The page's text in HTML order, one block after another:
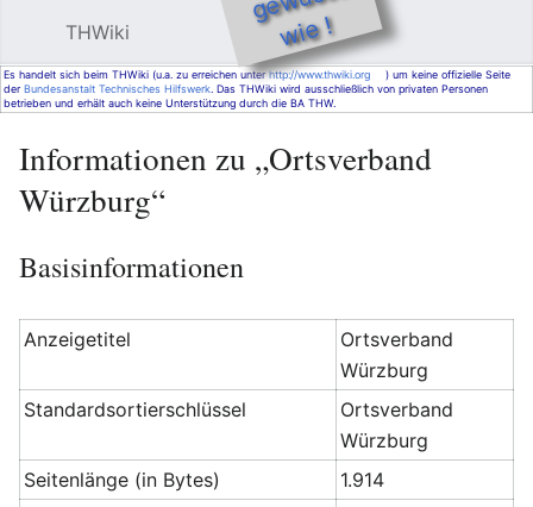
THWiki e !
Es handelt sich beim THWiki (u.a. zu erreichen unterhttp://www.thwiki.org
) um keine offizielle Seite
derBundesanstalt Technisches Hilfswerk. Das THWiki wird ausschließlich von privaten Personen
betrieben und erhält auch keine Unterstützung durch die BA THW.
Informationen zu „Ortsverband
Würzburg“
Basisinformationen
Anzeigetitel
Ortsverband
Würzburg
Standardsortierschlüssel
Ortsverband
Würzburg
Seitenlänge (in Bytes)
1.914